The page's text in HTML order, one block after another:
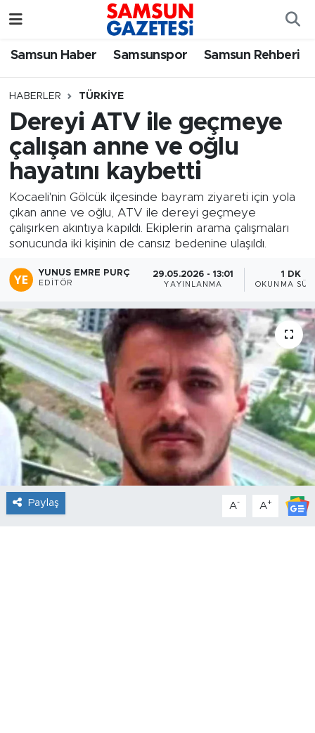
Samsun Haber Samsunspor Samsun Rehberi
HABERLER TÜRKIYE
Dereyi ATV ile geçmeye
çalışan anne ve oğlu
hayatını kaybetti
Kocaeli'nin Gölcük ilçesinde bayram ziyareti için yola
çıkan anne ve oğlu, ATV ile dereyi geçmeye
çalışırken akıntıya kapıldı. Ekiplerin arama çalışmaları
sonucunda iki kişinin de cansız bedenine ulaşıldı.
YUNUS EMRE PURÇ
EDITÖR
29.05.2026 - 13:01
YAYINLANMA
1 DK
OKUNMA
Paylaş A- A+
Samsun Haber
Samsunspor
Samsun Rehberi
Resmi İlanlar
Samsun Nöbetçi Eczaneler
Samsun Hava Durumu
SAMSUN Namaz Vakitleri
Samsun Trafik Yoğunluk Haritası
Süper Lig Puan Durumu ve Fikstür
Tüm Manşetler
Son Dakika Haberleri